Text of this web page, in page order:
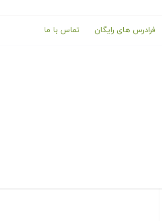
فرادرس های رایگان تماس با ما